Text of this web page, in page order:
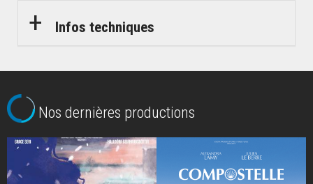
Infos techniques
Nos dernières productions